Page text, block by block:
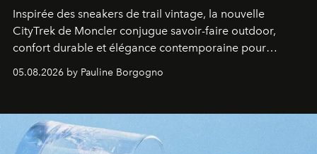
Inspirée des sneakers de trail vintage, la nouvelle
CityTrek de Moncler conjugue savoir-faire outdoor,
confort durable et élégance contemporaine pour
accompagner les explorations du quotidien.
05.08.2026 by Pauline Borgogno